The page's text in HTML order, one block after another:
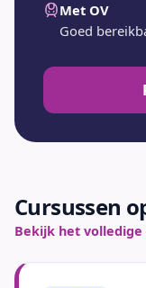
Met OV
Goed
Cursussen
Bekijk het